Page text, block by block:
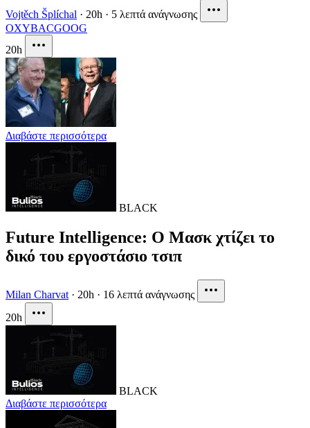
Vojtěch Šplíchal · 20h · 5 λεπτά ανάγνωσης
OXYBACGOOG
20h
Διαβάστε περισσότερα
BLACK
Future Intelligence: Ο Μασκ χτίζει το
δικό του εργοστάσιο τσιπ
Milan Charvat · 20h · 16 λεπτά ανάγνωσης
20h
BLACK
Διαβάστε περισσότερα